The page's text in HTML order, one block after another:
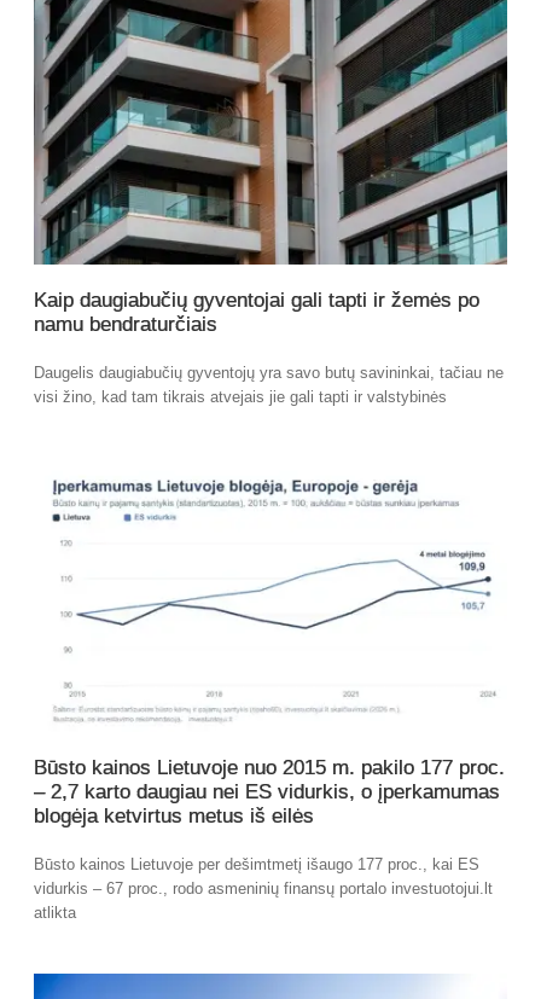
Kaip daugiabučių gyventojai gali tapti ir žemės po
namu bendraturčiais
Daugelis daugiabučių gyventojų yra savo butų savininkai, tačiau ne
visi žino, kad tam tikrais atvejais jie gali tapti ir valstybinės
Būsto kainos Lietuvoje nuo 2015 m. pakilo 177 proc.
– 2,7 karto daugiau nei ES vidurkis, o įperkamumas
blogėja ketvirtus metus iš eilės
Būsto kainos Lietuvoje per dešimtmetį išaugo 177 proc., kai ES
vidurkis – 67 proc., rodo asmeninių finansų portalo investuotojui.lt
atlikta